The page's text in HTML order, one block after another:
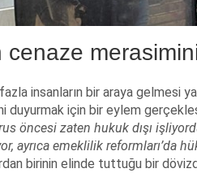
cenaze
insanların bir araya gelmesi
duyurmak için bir eylem
öncesi zaten hukuk dışı
ayrıca emeklilik reformları’da
birinin elinde tuttuğu bir